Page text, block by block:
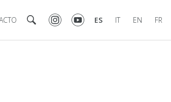
ES IT EN FR